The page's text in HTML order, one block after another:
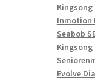
Kingsong
Inmotion
Seabob
Kingsong
Evolve